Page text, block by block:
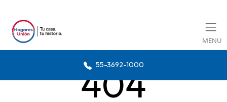
MENU
55-3692-1000
404